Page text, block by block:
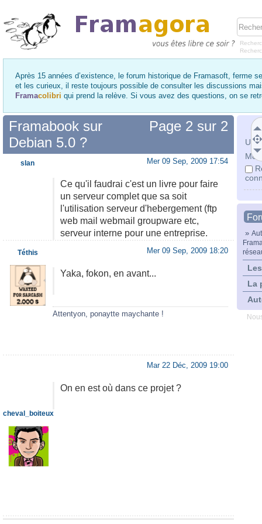
Après 15 années d’existence, le forum historique de Framasoft, ferme
et les curieux, il reste toujours possible de consulter les discussions
Framacolibri qui prend la relève. Si vous avez des questions, on se
Mot
»
La
Page 2 sur 2
Framabook sur
Debian 5.0 ?
Mer 09 Sep, 2009 17:54
Ce qu'il faudrai c'est un livre pour faire
un serveur complet que sa soit
l'utilisation serveur d'hebergement (ftp
web mail webmail groupware etc,
serveur interne pour une entreprise.
slan
Mer 09 Sep, 2009 18:20
Yaka, fokon, en avant...
Attentyon, ponaytte maychante !
Téthis
Mar 22 Déc, 2009 19:00
On en est où dans ce projet ?
cheval_boiteux